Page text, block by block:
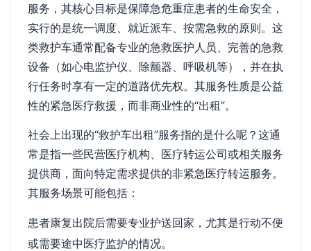
服务，其核心目标是保障急危重症患者的生命安全，
实行的是统一调度、就近派车、按需急救的原则。这
类救护车通常配备专业的急救医护人员、完善的急救
设备（如心电监护仪、除颤器、呼吸机等），并在执
行任务时享有一定的道路优先权。其服务性质是公益
性的紧急医疗救援，而非商业性的“出租”。
社会上出现的“救护车出租”服务指的是什么呢？这通
常是指一些民营医疗机构、医疗转运公司或相关服务
提供商，面向特定需求提供的非紧急医疗转运服务。
其服务场景可能包括：
患者康复出院后需要专业护送回家，尤其是行动不便
或需要途中医疗监护的情况。